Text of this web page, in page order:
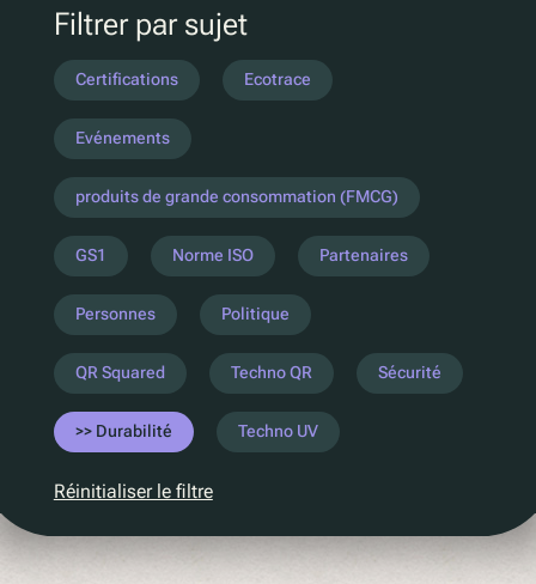
Citeo
Ocado
Co-Op
One Water
Comprenez la législation à venir
PPWR
SB54
la REP
ESPR
Partenaires
Filtrer par sujet
Certifications Ecotrace
Evénements
produits de grande consommation (FMCG)
GS1 Norme ISO Partenaires
Personnes Politique
QR Squared Techno QR Sécurité
Durabilité Techno UV
Réinitialiser le filtre